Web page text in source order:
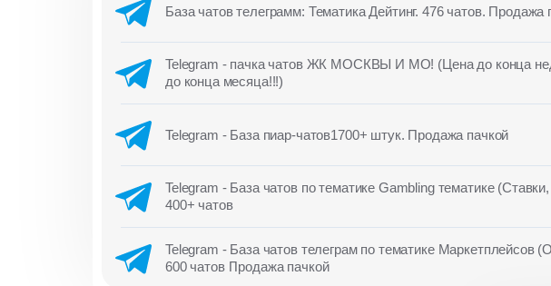
База чатов телеграмм: Тематика Дейтинг. 476 чатов. Продажа
Telegram - пачка чатов ЖК МОСКВЫ И МО! (Цена до конца
до конца месяца!!!)
Telegram - База пиар-чатов1700+ штук. Продажа пачкой
Telegram - База чатов по тематике Gambling тематике
400+ чатов
Telegram - База чатов телеграм по тематике Маркетплейсов
600 чатов Продажа пачкой